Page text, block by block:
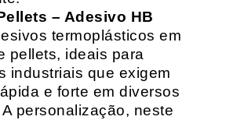
– Adesivo HB
termoplásticos em
pellets, ideais para
industriais que exigem
e forte em diversos
personalização, neste